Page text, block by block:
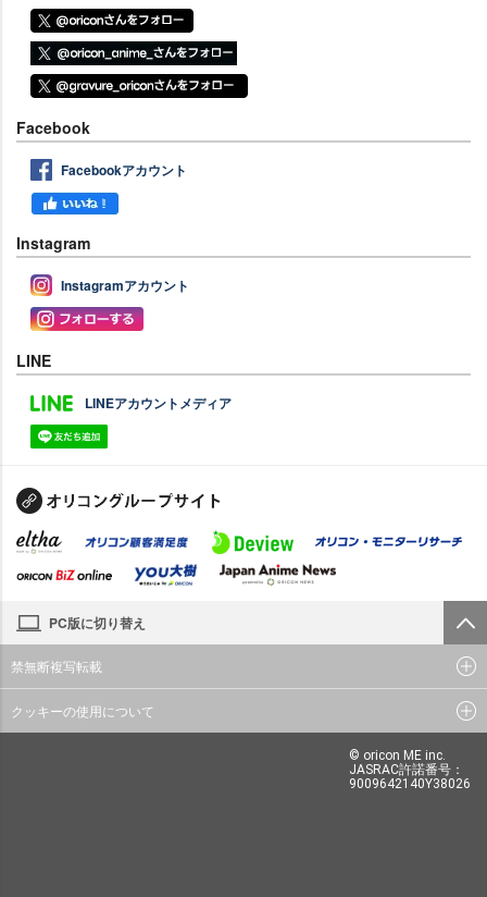
Facebook
Facebookアカウント
Instagram
Instagramアカウント
LINE
LINEアカウントメディア
PC版に切り替え
禁無断複写転載
クッキーの使用について
© oricon ME inc.
JASRAC許諾番号：
9009642140Y38026